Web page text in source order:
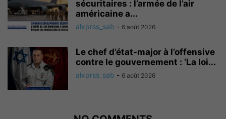
sécuritaires : l’armée de l’air
américaine a...
alxprss_sab - 6 août 2026
Le chef d’état-major à l’offensive
contre le gouvernement : ‘La loi...
alxprss_sab - 6 août 2026